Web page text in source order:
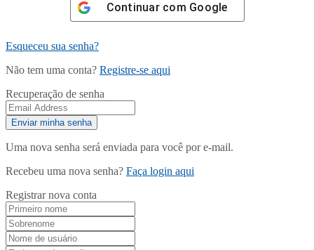
Continuar com Google
Esqueceu sua senha?
Não tem uma conta? Registre-se aqui
Recuperação de senha
Uma nova senha será enviada para você por e-mail.
Recebeu uma nova senha? Faça login aqui
Registrar nova conta